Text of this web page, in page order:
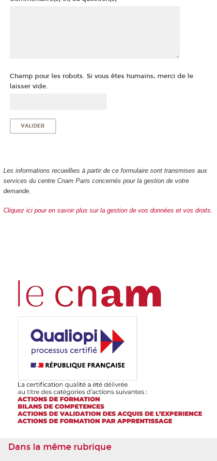
Champ pour les robots. Si vous êtes humains, merci de le
laisser vide.
Les informations recueillies à partir de ce formulaire sont transmises aux
services du centre Cnam Paris concernés pour la gestion de votre
demande.
Cliquez ici pour en savoir plus sur la gestion de vos données et vos droits.
Dans la même rubrique